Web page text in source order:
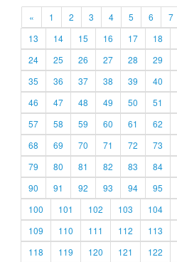
« 1 2 3 4 5 6 7
13
14 15 16 17 18
24
25 26 27 28 29
35
36 37 38 39 40
46
47 48 49 50 51
57
58 59 60 61 62
68
69 70 71 72 73
79
80 81 82 83 84
90
91 92 93 94 95
100
101 102 103 104
109
110 111 112 113
118
119 120 121 122